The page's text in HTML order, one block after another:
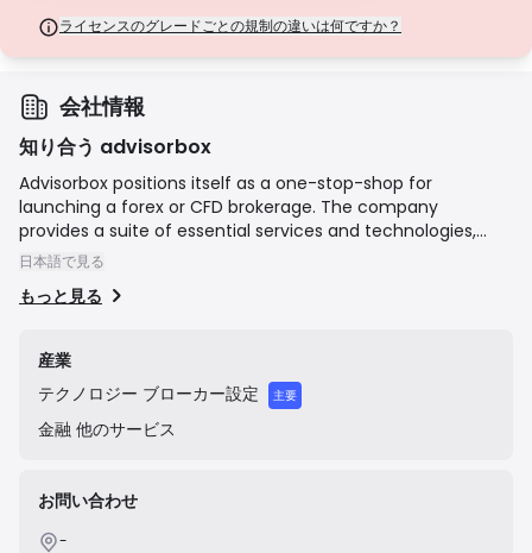
ライセンスのグレードごとの規制の違いは何ですか？
会社情報
知り合う advisorbox
Advisorbox positions itself as a one-stop-shop for
launching a forex or CFD brokerage. The company
provides a suite of essential services and technologies,
including White Label MetaTrader 4 (MT4) and MetaTrader
and connections to liquidity providers. Their offerings also
development, aiming to provide a complete, ready-to-
operate business package for aspiring brokers, thereby
simplifying the complex process of entering the financial
trading industry.
日本語で見る
もっと見る
産業
テクノロジー ブローカー設定 主要
金融 他のサービス
お問い合わせ
-